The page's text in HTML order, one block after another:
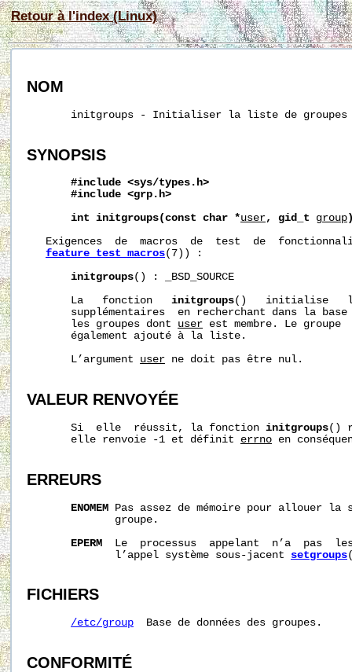
Retour à l'index (Linux)
NOM
initgroups - Initialiser la liste de groupes
SYNOPSIS
#include <sys/types.h>
#include <grp.h>
int initgroups(const char *user, gid_t group
Exigences  de  macros  de  test  de
feature_test_macros(7)) :
initgroups() : _BSD_SOURCE
       La   fonction
initgroups()   initialise
supplémentaires  en recherchant dans la
       les groupes dont
user est membre. Le
       également ajouté à la liste.
       L’argument
user ne doit pas être nul.
VALEUR RENVOYÉE
       Si  elle  réussit, la fonction
initgroups()
       elle renvoie -1 et définit
errno en
ERREURS
ENOMEM Pas assez de mémoire pour allouer
              groupe.
EPERM
Le  processus  appelant  n’a  pas
              l’appel système sous-jacent
setgroups
FICHIERS
/etc/group
  Base de données des groupes.
CONFORMITÉ